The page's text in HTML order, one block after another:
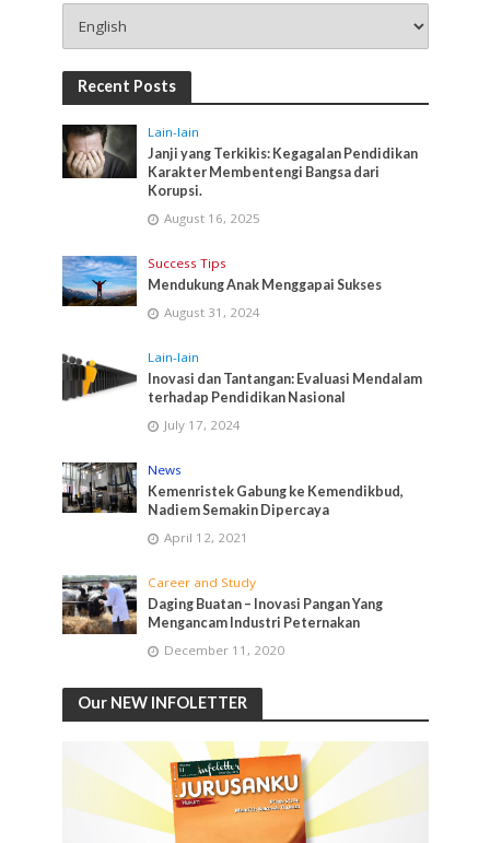
Recent Posts
Lain-lain
Janji yang Terkikis: Kegagalan Pendidikan
Karakter Membentengi Bangsa dari
Korupsi.
August 16, 2025
Success Tips
Mendukung Anak Menggapai Sukses
August 31, 2024
Lain-lain
Inovasi dan Tantangan: Evaluasi Mendalam
terhadap Pendidikan Nasional
July 17, 2024
News
Kemenristek Gabung ke Kemendikbud,
Nadiem Semakin Dipercaya
April 12, 2021
Career and Study
Daging Buatan – Inovasi Pangan Yang
Mengancam Industri Peternakan
December 11, 2020
Our NEW INFOLETTER